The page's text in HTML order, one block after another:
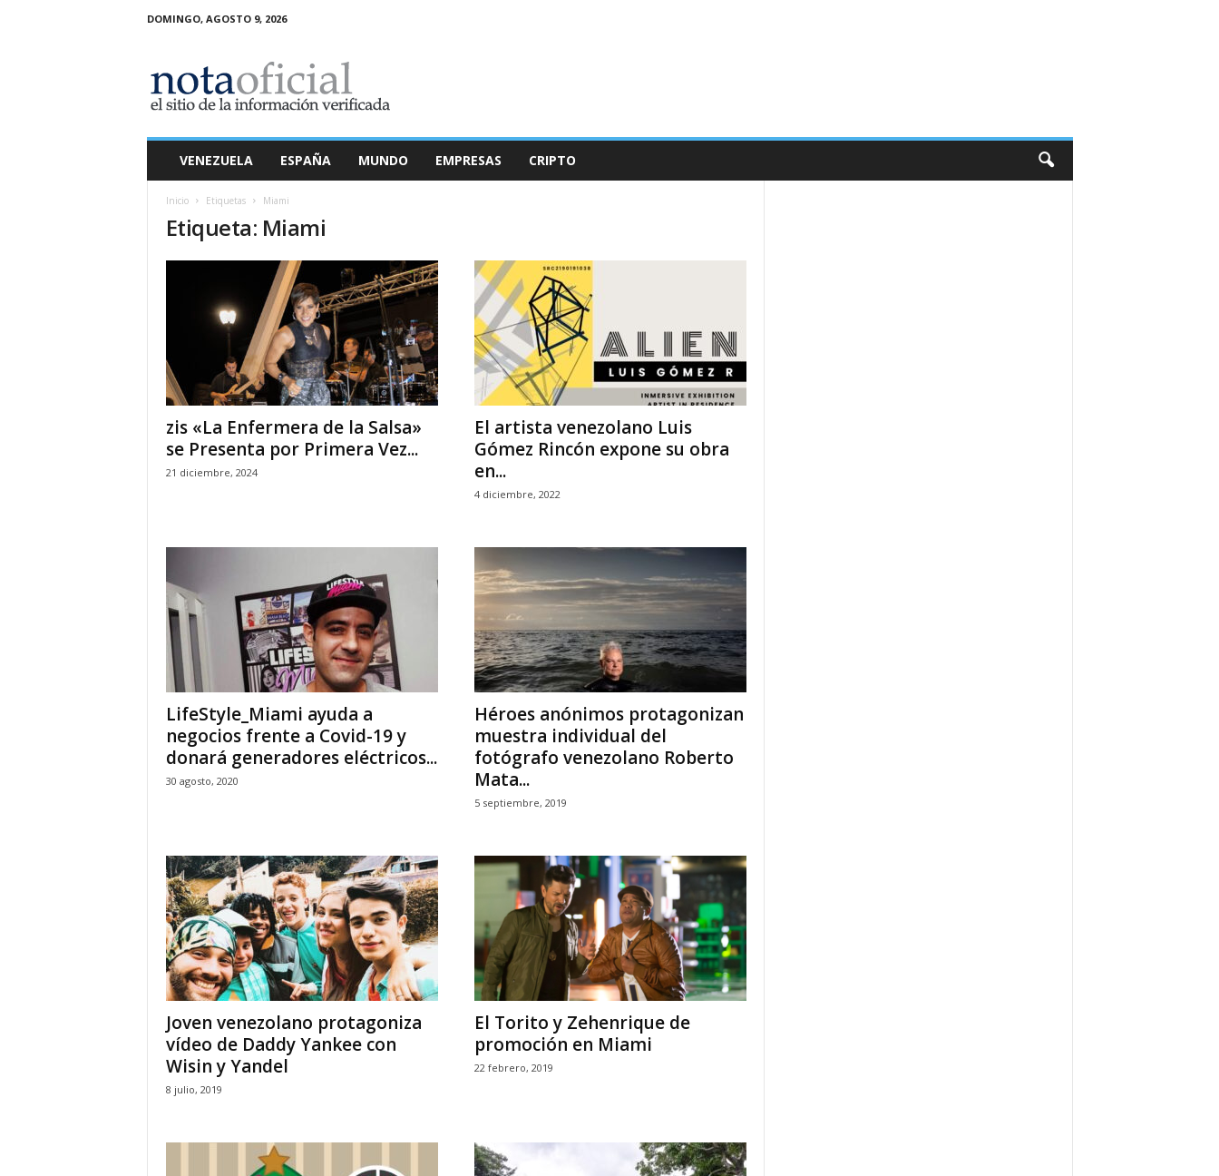
DOMINGO, AGOSTO 9, 2026
a
O
VENEZUELA ESPAÑA MUNDO EMPRESAS CRIPTO
Inicio Etiquetas Miami
Etiqueta: Miami
zis «La Enfermera de la Salsa»
se Presenta por Primera Vez...
21 diciembre, 2024
El artista venezolano Luis
Gómez Rincón expone su obra
en...
4 diciembre, 2022
LifeStyle_Miami ayuda a
negocios frente a Covid-19 y
donará generadores eléctricos...
30 agosto, 2020
Héroes anónimos protagonizan
muestra individual del
fotógrafo venezolano Roberto
Mata...
5 septiembre, 2019
Joven venezolano protagoniza
vídeo de Daddy Yankee con
Wisin y Yandel
8 julio, 2019
El Torito y Zehenrique de
promoción en Miami
22 febrero, 2019